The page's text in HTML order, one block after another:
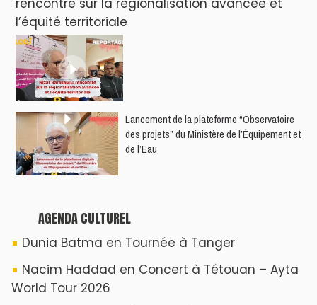
l’équité territoriale
​Lancement de la plateforme “Observatoire
des projets” du Ministère de l’Équipement et
de l’Eau
AGENDA CULTUREL
Dunia Batma en Tournée à Tanger
Nacim Haddad en Concert à Tétouan – Ayta
World Tour 2026